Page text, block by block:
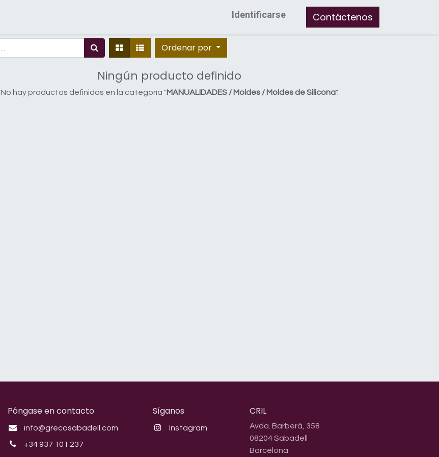
Identificarse Contáctenos
Ordenar por
Ningún producto definido
No hay productos definidos en la categoría "MANUALIDADES / Moldes / Moldes de Silicona".
Póngase en contacto
info@grecosabadell.com
+34 937 101 237
Síganos
Instagram
CRIL
Avda. Barberà, 358
08204 Sabadell
Barcelona